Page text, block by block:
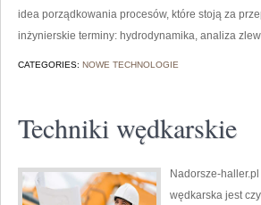
idea porządkowania procesów, które stoją za
inżynierskie terminy: hydrodynamika, analiza
CATEGORIES: NOWE TECHNOLOGIE
Techniki wędkarskie
Nadorsze-
wędkarska jest